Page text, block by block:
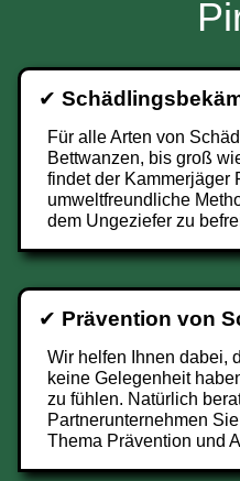
✔
Für alle Arten von
Bettwanzen, bis groß
findet der Kammerjäger
umweltfreundliche
dem Ungeziefer zu
✔ Prävention von
Wir helfen Ihnen dabei,
keine Gelegenheit
zu fühlen. Natürlich
Partnerunternehmen
Thema Prävention und